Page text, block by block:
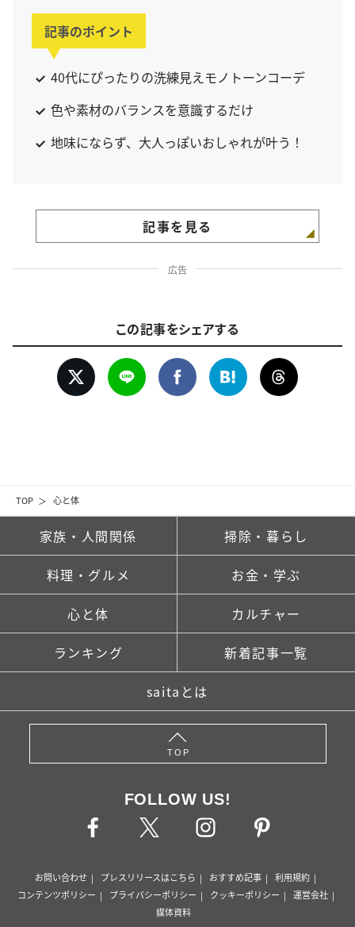
TOP 心と体
記事のポイント
40代にぴったりの洗練見えモノトーンコーデ
色や素材のバランスを意識するだけ
地味にならず、大人っぽいおしゃれが叶う！
記事を見る
広告
この記事をシェアする
家族・人間関係 掃除・暮らし
料理・グルメ お金・学ぶ
心と体 カルチャー
ランキング 新着記事一覧
saitaとは
TOP
FOLLOW US!
お問い合わせ プレスリリースはこちら おすすめ記事
利用規約
コンテンツポリシー
プライバシーポリシー クッキーポリシー
運営会社
媒体資料